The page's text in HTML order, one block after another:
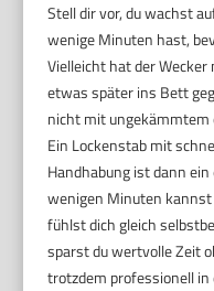
Stell dir vor, du wachst
wenige Minuten hast,
Vielleicht hat der
etwas später ins Bett
nicht mit ungekämmtem
Ein Lockenstab mit
Handhabung ist dann
wenigen Minuten kannst
fühlst dich gleich
sparst du wertvolle Zeit
trotzdem professionell in